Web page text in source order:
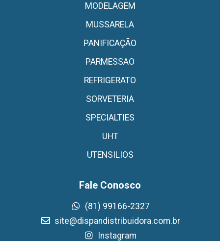
MODELAGEM
MUSSARELA
PANIFICAÇÃO
PARMESSAO
REFRIGERATO
SORVETERIA
SPECIALTIES
UHT
UTENSILIOS
Fale Conosco
(81) 99166-2327
site@dispandistribuidora.com.br
Instagram